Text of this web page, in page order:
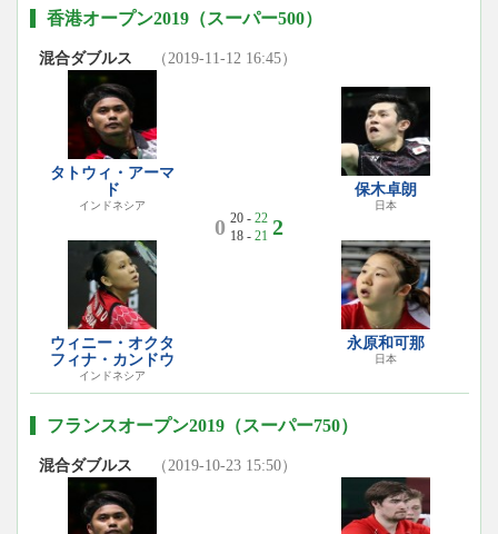
香港オープン2019（スーパー500）
混合ダブルス （2019-11-12 16:45）
タトウィ・アーマ
ド
インドネシア
ウィニー・オクタ
フィナ・カンドウ
インドネシア
0 20 - 22
18 - 21 2
保木卓朗
日本
永原和可那
日本
フランスオープン2019（スーパー750）
混合ダブルス （2019-10-23 15:50）